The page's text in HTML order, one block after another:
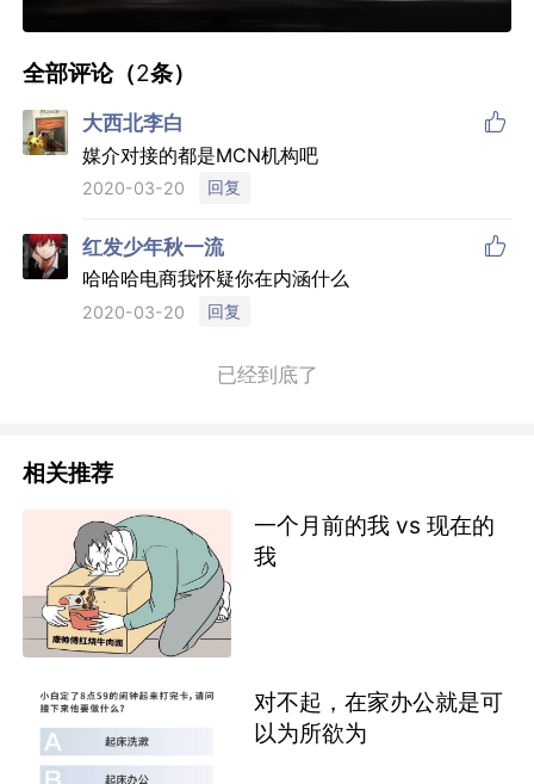
全部评论（2条）
大西北李白 
媒介对接的都是MCN机构吧
2020-03-20 回复
红发少年秋一流 
哈哈哈电商我怀疑你在内涵什么
2020-03-20 回复
已经到底了
相关推荐
一个月前的我 vs 现在的
我
对不起，在家办公就是可
以为所欲为